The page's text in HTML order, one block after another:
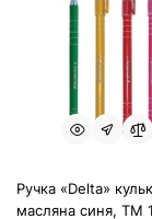
Ручка «Delta»
масляна синя, ТМ